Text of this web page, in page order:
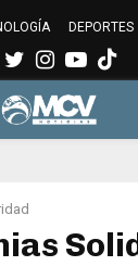
DEPORTES
Twitter
Instagram